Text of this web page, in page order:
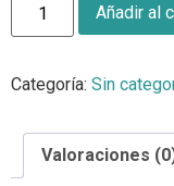
Añadir al
Categoría: Sin
Valoraciones